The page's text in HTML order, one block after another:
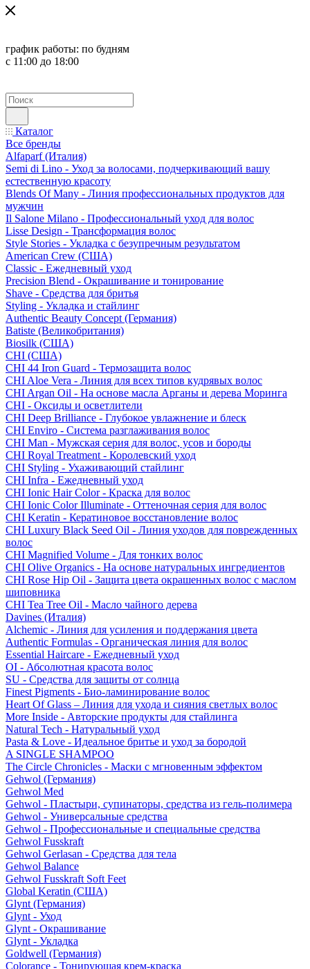
график работы: по будням
с 11:00 до 18:00
Каталог
Все бренды
Alfaparf (Италия)
Semi di Lino - Уход за волосами, подчеркивающий вашу
естественную красоту
Blends Of Many - Линия профессиональных продуктов для
мужчин
Il Salone Milano - Профессиональный уход для волос
Lisse Design - Трансформация волос
Style Stories - Укладка с безупречным результатом
American Crew (США)
Classic - Ежедневный уход
Precision Blend - Окрашивание и тонирование
Shave - Средства для бритья
Styling - Укладка и стайлинг
Authentic Beauty Concept (Германия)
Batiste (Великобритания)
Biosilk (США)
CHI (США)
CHI 44 Iron Guard - Термозащита волос
CHI Aloe Vera - Линия для всех типов кудрявых волос
CHI Argan Oil - На основе масла Арганы и дерева Моринга
CHI - Оксиды и осветлители
CHI Deep Brilliance - Глубокое увлажнение и блеск
CHI Enviro - Система разглаживания волос
CHI Man - Мужская серия для волос, усов и бороды
CHI Royal Treatment - Королевский уход
CHI Styling - Ухаживающий стайлинг
CHI Infra - Ежедневный уход
CHI Ionic Hair Color - Краска для волос
CHI Ionic Color Illuminate - Оттеночная серия для волос
CHI Keratin - Кератиновое восстановление волос
CHI Luxury Black Seed Oil - Линия уходов для поврежденных
волос
CHI Magnified Volume - Для тонких волос
CHI Olive Organics - На основе натуральных ингредиентов
CHI Rose Hip Oil - Защита цвета окрашенных волос с маслом
шиповника
CHI Tea Tree Oil - Масло чайного дерева
Davines (Италия)
Alchemic - Линия для усиления и поддержания цвета
Authentic Formulas - Органическая линия для волос
Essential Haircare - Eжедневный уход
OI - Абсолютная красота волос
SU - Средства для защиты от солнца
Finest Pigments - Био-ламинирование волос
Heart Of Glass – Линия для ухода и сияния светлых волос
More Inside - Авторские продукты для стайлинга
Natural Tech - Натуральный уход
Pasta & Love - Идеальное бритье и уход за бородой
A SINGLE SHAMPOO
The Circle Chronicles - Маски с мгновенным эффектом
Gehwol (Германия)
Gehwol Med
Gehwol - Пластыри, супинаторы, средства из гель-полимера
Gehwol - Универсальные средства
Gehwol - Профессиональные и специальные средства
Gehwol Fusskraft
Gehwol Gerlasan - Средства для тела
Gehwol Balance
Gehwol Fusskraft Soft Feet
Global Keratin (США)
Glynt (Германия)
Glynt - Уход
Glynt - Окрашивание
Glynt - Укладка
Goldwell (Германия)
Colorance - Тонирующая крем-краска